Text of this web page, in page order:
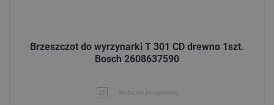
Brzeszczot do wyrzynarki T 301 CD drewno 1szt.
Bosch 2608637590
dodaj do porównania